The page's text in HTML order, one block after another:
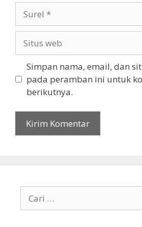
web
Simpan nama, email, dan
pada peramban ini untuk
berikutnya.
untuk: